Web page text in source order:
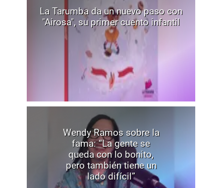
La Tarumba da un nuevo paso con
"Airosa", su primer cuento infantil
Wendy Ramos sobre la
fama: “La gente se
queda con lo bonito,
pero también tiene un
lado difícil”